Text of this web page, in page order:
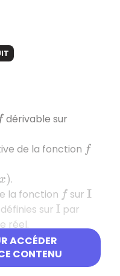
ACCÉDER
CONTENU
f dérivable sur
de la fonction f
.
la fonction f surI
sur I par
réel.
sur un